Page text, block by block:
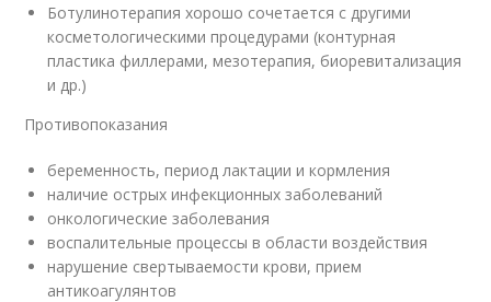
Ботулинотерапия хорошо сочетается с другими
косметологическими процедурами (контурная
пластика филлерами, мезотерапия, биоревитализация
и др.)
Противопоказания
беременность, период лактации и кормления
наличие острых инфекционных заболеваний
онкологические заболевания
воспалительные процессы в области воздействия
нарушение свертываемости крови, прием
антикоагулянтов